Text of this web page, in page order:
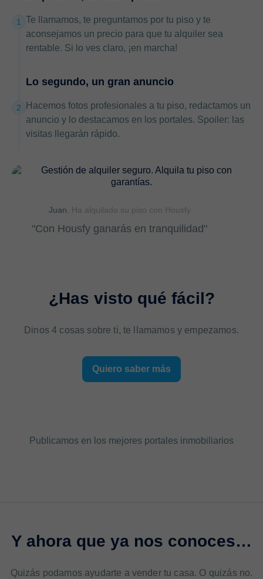
Juan. Ha alquilado su piso con Housfy
"Con Housfy ganarás en tranquilidad"
1
Te llamamos, te preguntamos por tu piso y te
aconsejamos un precio para que tu alquiler sea
rentable. Si lo ves claro, ¡en marcha!
2
Lo segundo, un gran anuncio
Hacemos fotos profesionales a tu piso, redactamos un
anuncio y lo destacamos en los portales. Spoiler: las
visitas llegarán rápido.
¿Has visto qué fácil?
Dinos 4 cosas sobre ti, te llamamos y empezamos.
Quiero saber más
Publicamos en los mejores portales inmobiliarios
Y ahora que ya nos conoces…
Quizás podamos ayudarte a vender tu casa. O quizás no.